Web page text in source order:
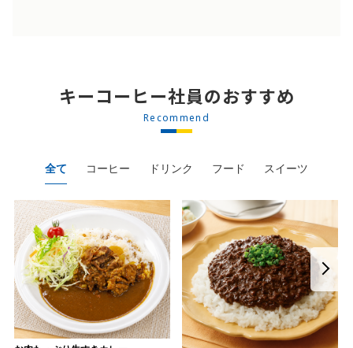
キーコーヒー社員のおすすめ
Recommend
全て コーヒー ドリンク フード スイーツ